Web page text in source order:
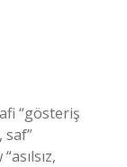
“gösteriş
saf”